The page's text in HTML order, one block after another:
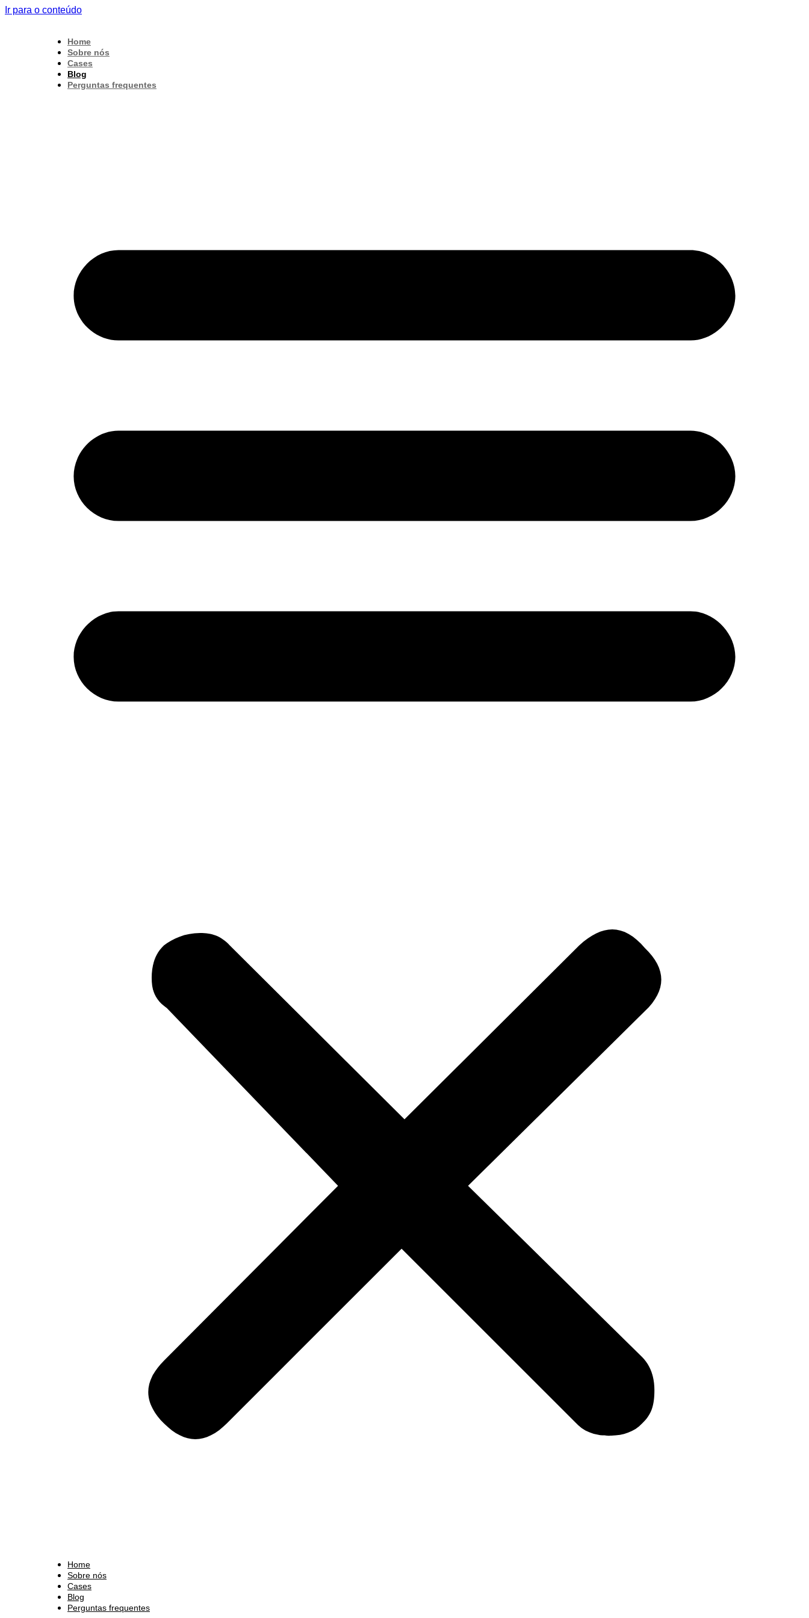
Ir para o conteúdo
Home
Sobre nós
Cases
Blog
Perguntas frequentes
Home
Sobre nós
Cases
Blog
Perguntas frequentes